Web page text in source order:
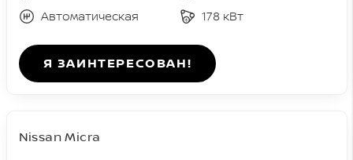
Автоматическая
178 кВт
Я ЗАИНТЕРЕСОВАН!
Nissan Micra